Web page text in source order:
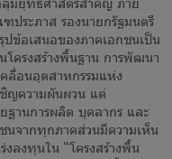
ประภาส รองนายกรัฐมนตรี
ปข้อเสนอของภาคเอกชนเป็น
ครงสร้างพื้นฐาน การพัฒนา
ลื่อนอุตสาหกรรมแห่ง
ญความผันผวน แต่
ฐานการผลิต บุคลากร และ
นจากทุกภาคส่วนมีความเห็น
ลงทุนใน “โครงสร้างพื้น